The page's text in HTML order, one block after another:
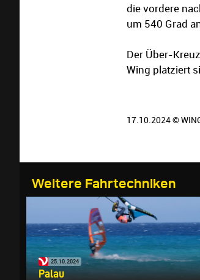
die vordere
um 540 Grad
Der Über-
Wing platziert
17.10.2024 ©
Weitere Fahrtechniken
25.10.2024
Palau